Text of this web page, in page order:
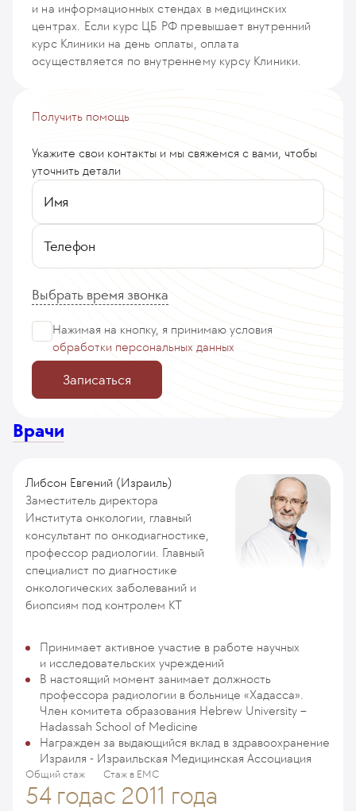
и на информационных стендах в медицинских
центрах. Если курс ЦБ РФ превышает внутренний
курс Клиники на день оплаты, оплата
осуществляется по внутреннему курсу Клиники.
Получить помощь
Укажите свои контакты и мы свяжемся с вами, чтобы
уточнить детали
Имя
Телефон
Выбрать время звонка
Нажимая на кнопку, я принимаю условия
обработки персональных данных
Записаться
Врачи
Либсон Евгений (Израиль)
Заместитель директора
Института онкологии, главный
консультант по онкодиагностике,
профессор радиологии. Главный
специалист по диагностике
онкологических заболеваний и
биопсиям под контролем КТ
Принимает активное участие в работе научных
и исследовательских учреждений
В настоящий момент занимает должность
профессора радиологии в больнице «Хадасса».
Член комитета образования Hebrew University –
Hadassah School of Medicine
Награжден за выдающийся вклад в здравоохранение
Израиля - Израильская Медицинская Ассоциация
Общий стаж
54 года
Стаж в ЕМС
с 2011 года